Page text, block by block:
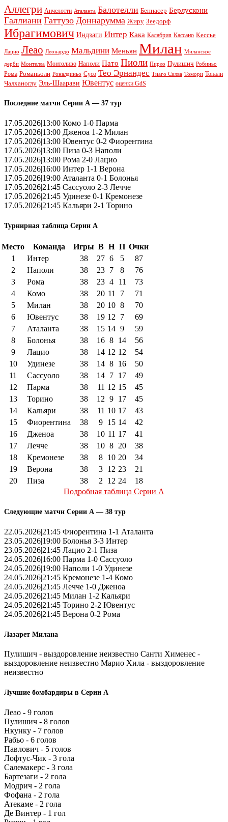
Аллегри Анчелотти Аталанта Балотелли Беннасер Берлускони
Галлиани Гаттузо Доннарумма Жиру Зеедорф
Ибрагимович Индзаги Интер Кака Калабрия Кассано Кессье
Лацио Леао Леонардо Мальдини Меньян Милан Миланское
дерби Монтелла Монтоливо Наполи Пато Пиоли Пирло Пулишич Робиньо
Рома Романьоли Роналдиньо Сусо Тео Эрнандес Тиаго Силва Томори Тонали
Чалханоглу Эль-Шаарави Ювентус оценки GdS
Последние матчи Серии А — 37 тур
17.05.2026|13:00 Комо 1-0 Парма
17.05.2026|13:00 Дженоа 1-2 Милан
17.05.2026|13:00 Ювентус 0-2 Фиорентина
17.05.2026|13:00 Пиза 0-3 Наполи
17.05.2026|13:00 Рома 2-0 Лацио
17.05.2026|16:00 Интер 1-1 Верона
17.05.2026|19:00 Аталанта 0-1 Болонья
17.05.2026|21:45 Сассуоло 2-3 Лечче
17.05.2026|21:45 Удинезе 0-1 Кремонезе
17.05.2026|21:45 Кальяри 2-1 Торино
Турнирная таблица Серии А
Место Команда Игры В Н П Очки
1
Интер 38 27 6 5
87
2
Наполи 38 23 7 8
76
3
Рома 38 23 4 11
73
4
Комо 38 20 11 7
71
5
Милан 38 20 10 8
70
6
Ювентус 38 19 12 7
69
7
Аталанта 38 15 14 9
59
8
Болонья 38 16 8 14
56
9
Лацио 38 14 12 12
54
10
Удинезе 38 14 8 16
50
11
Сассуоло 38 14 7 17
49
12
Парма 38 11 12 15
45
13
Торино 38 12 9 17
45
14
Кальяри 38 11 10 17
43
15
Фиорентина 38 9 15 14
42
16
Дженоа 38 10 11 17
41
17
Лечче 38 10 8 20
38
18
Кремонезе 38 8 10 20
34
19
Верона 38 3 12 23
21
20
Пиза 38 2 12 24
18
Подробная таблица Серии А
Следующие матчи Серии А — 38 тур
22.05.2026|21:45 Фиорентина 1-1 Аталанта
23.05.2026|19:00 Болонья 3-3 Интер
23.05.2026|21:45 Лацио 2-1 Пиза
24.05.2026|16:00 Парма 1-0 Сассуоло
24.05.2026|19:00 Наполи 1-0 Удинезе
24.05.2026|21:45 Кремонезе 1-4 Комо
24.05.2026|21:45 Лечче 1-0 Дженоа
24.05.2026|21:45 Милан 1-2 Кальяри
24.05.2026|21:45 Торино 2-2 Ювентус
24.05.2026|21:45 Верона 0-2 Рома
Лазарет Милана
Пулишич - выздоровление неизвестно Санти Хименес -
выздоровление неизвестно Марио Хила - выздоровление
неизвестно
Лучшие бомбардиры в Серии А
Леао - 9 голов
Пулишич - 8 голов
Нкунку - 7 голов
Рабьо - 6 голов
Павлович - 5 голов
Лофтус-Чик - 3 гола
Салемакерс - 3 гола
Бартезаги - 2 гола
Модрич - 2 гола
Фофана - 2 гола
Атекаме - 2 гола
Де Винтер - 1 гол